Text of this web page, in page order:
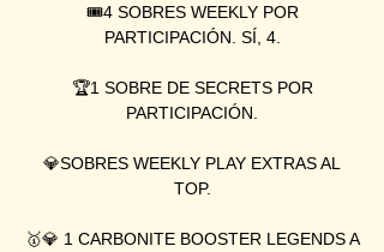
🎟4 SOBRES WEEKLY POR
PARTICIPACIÓN. SÍ, 4.
🏆1 SOBRE DE SECRETS POR
PARTICIPACIÓN.
💎SOBRES WEEKLY PLAY EXTRAS AL
TOP.
🥇💎 1 CARBONITE BOOSTER LEGENDS A